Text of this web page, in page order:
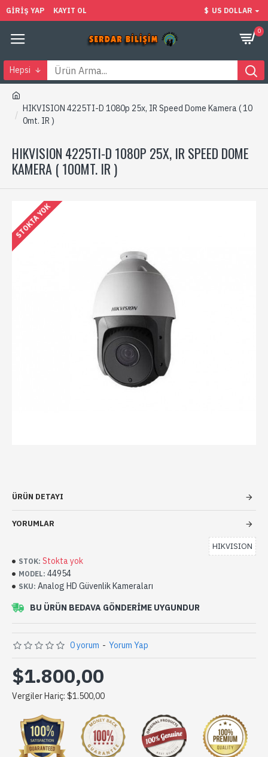
GIRIŞ YAP KAYIT OL $ US DOLLAR
0
Hepsi
HIKVISION 4225TI-D 1080p 25x, IR Speed Dome Kamera ( 10
0mt. IR )
HIKVISION 4225TI-D 1080P 25X, IR SPEED DOME
KAMERA ( 100MT. IR )
STOKTA YOK
ÜRÜN DETAYI
YORUMLAR
BU ÜRÜN BEDAVA GÖNDERIME UYGUNDUR
STOK: Stokta yok
MODEL: 44954
SKU: Analog HD Güvenlik Kameraları
HIKVISION
0 yorum - Yorum Yap
$1.800,00
Vergiler Hariç: $1.500,00